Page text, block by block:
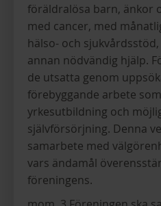
föräldralösa barn, änkor
med cancer, med
hälso- och
annan nödvändig hjälp.
de utsatta genom
förebyggande arbete
yrkesutbildning och
självförsörjning. Denna
samarbete med
vars ändamål
föreningens.